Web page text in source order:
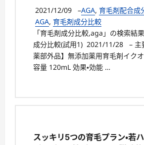
2021/12/09 –AGA, 育毛剤配合成
AGA, 育毛剤成分比較
「育毛剤成分比較,aga」の検索結
成分比較(試用1) 2021/11/28 – 主
薬部外品】無添加薬用育毛剤イク
容量 120mL 効果・効能 …
スッキリ5つの育毛プラン・若